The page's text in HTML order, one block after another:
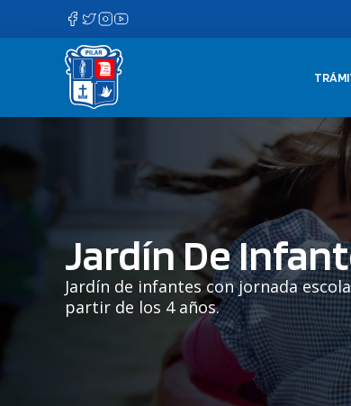
contenido
Jardín De
Jardín de infantes con jornada
partir de los 4 años.